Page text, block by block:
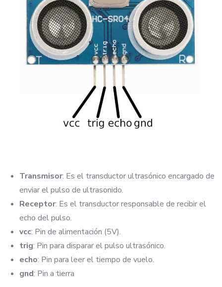
Transmisor: Es el transductor ultrasónico encargado de
enviar el pulso de ultrasonido.
Receptor: Es el transductor responsable de recibir el
echo del pulso.
vcc: Pin de alimentación (5V).
trig: Pin para disparar el pulso ultrasónico.
echo: Pin para leer el tiempo de vuelo.
gnd: Pin a tierra